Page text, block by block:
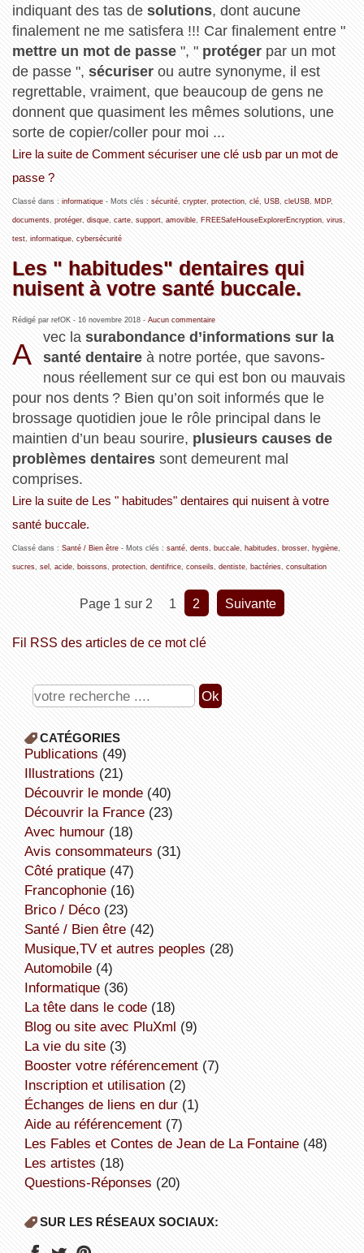
indiquant des tas de solutions, dont aucune
finalement ne me satisfera !!! Car finalement entre "
mettre un mot de passe ", " protégerpar un mot
de passe ", sécuriserou autre synonyme, il est
regrettable, vraiment, que beaucoup de gens ne
donnent que quasiment les mêmes solutions, une
sorte de copier/coller pour moi ...
Lire la suite de Comment sécuriser une clé usb par un mot de
passe ?
Classé dans : informatique- Mots clés : sécurité, crypter, protection, clé, USB, cleUSB, MDP,
documents, protéger, disque, carte, support, amovible, FREESafeHouseExplorerEncryption, virus,
test, informatique, cybersécurité
Les " habitudes" dentaires qui
nuisent à votre santé buccale.
Rédigé par refOK - 16 novembre 2018- Aucun commentaire
A
vec lasurabondance d’informations sur la
santé dentaire à notre portée, que savons-
nous réellement sur ce qui est bon ou mauvais
pour nos dents ? Bien qu’on soit informés que le
brossage quotidien joue le rôle principal dans le
maintien d’un beau sourire, plusieurs causes de
problèmes dentairessont demeurent mal
comprises.
Lire la suite de Les " habitudes" dentaires qui nuisent à votre
santé buccale.
Classé dans : Santé / Bien être- Mots clés : santé, dents, buccale, habitudes, brosser, hygiène,
sucres, sel acide, boissons, protection, dentifrice, conseils, dentiste, bactéries, consultation
Page 1 sur 2 1 2 suivante
Fil RSS des articles de ce mot clé
CATÉGORIES
publications (49)
illustrations (21)
découvrir le monde(40)
découvrir la France(23)
avec humour(18)
avis consommateurs (31)
côté pratique(47)
Francophonie(16)
Brico / Déco(23)
Santé / Bien être(42)
Musique,TV et autres peoples (28)
Automobile(4)
informatique(36)
la tête dans le code(18)
Blog ou site avec PluXml (9)
la vie du site(3)
booster votre référencement(7)
inscription et utilisation(2)
échanges de liens en dur(1)
aide au référencement(7)
Les Fables et Contes de Jean de La Fontaine(48)
Les artistes (18)
Questions-Réponses (20)
SUR LES RÉSEAUX SOCIAUX: